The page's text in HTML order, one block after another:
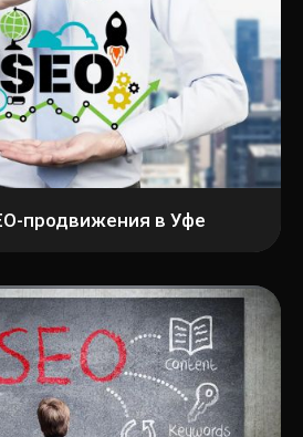
продвижения в Уфе